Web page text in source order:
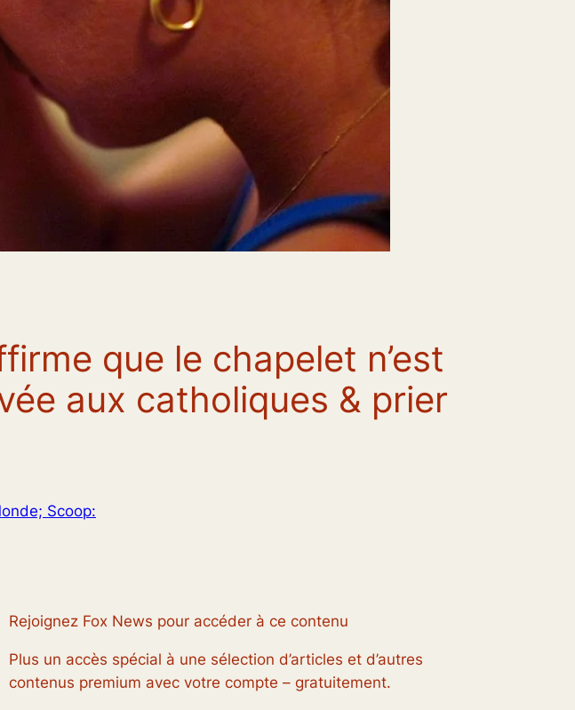
que le chapelet n’est
aux catholiques & prier
Scoop:
Rejoignez Fox News pour accéder à ce contenu
Plus un accès spécial à une sélection d’articles et d’autres
contenus premium avec votre compte – gratuitement.